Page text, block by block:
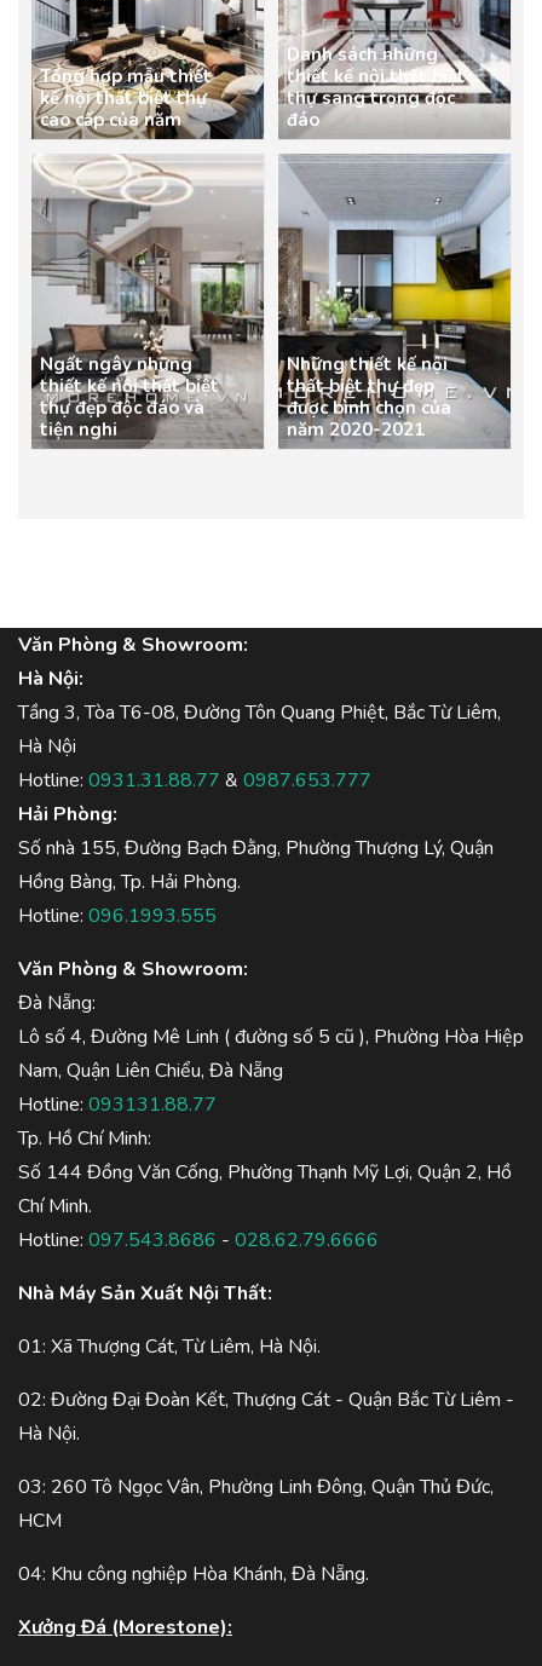
Tổng hợp mẫu thiết
kế nội thất biệt thự
cao cấp của năm
Danh sách những
thiết kế nội thất biệt
thự sang trọng độc
đáo
Ngất ngây những
thiết kế nội thất biệt
thự đẹp độc đáo và
tiện nghi
Những thiết kế nội
thất biệt thự đẹp
được bình chọn của
năm 2020-2021
Văn Phòng & Showroom:
Hà Nội:
Tầng 3, Tòa T6-08, Đường Tôn Quang Phiệt, Bắc Từ Liêm,
Hà Nội
Hotline: 0931.31.88.77 & 0987.653.777
Hải Phòng:
Số nhà 155, Đường Bạch Đằng, Phường Thượng Lý, Quận
Hồng Bàng, Tp. Hải Phòng.
Hotline: 096.1993.555
Văn Phòng & Showroom:
Đà Nẵng:
Lô số 4, Đường Mê Linh ( đường số 5 cũ ), Phường Hòa Hiệp
Nam, Quận Liên Chiểu, Đà Nẵng
Hotline: 093131.88.77
Tp. Hồ Chí Minh:
Số 144 Đồng Văn Cống, Phường Thạnh Mỹ Lợi, Quận 2, Hồ
Chí Minh.
Hotline: 097.543.8686 - 028.62.79.6666
Nhà Máy Sản Xuất Nội Thất:
01: Xã Thượng Cát, Từ Liêm, Hà Nội.
02: Đường Đại Đoàn Kết, Thượng Cát - Quận Bắc Từ Liêm -
Hà Nội.
03: 260 Tô Ngọc Vân, Phường Linh Đông, Quận Thủ Đức,
HCM
04: Khu công nghiệp Hòa Khánh, Đà Nẵng.
Xưởng Đá (Morestone):